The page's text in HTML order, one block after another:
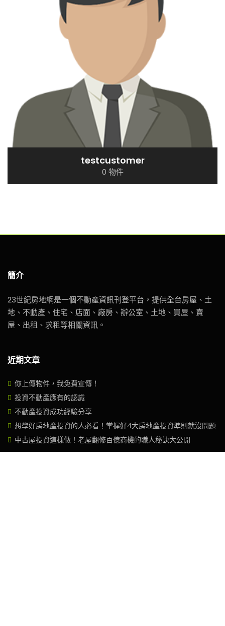
testcustomer
0 物件
簡介
23世紀房地網是一個不動產資訊刊登平台，提供全台房屋、土
地、不動產、住宅、店面、廠房、辦公室、土地、買屋、賣
屋、出租、求租等相關資訊。
近期文章
你上傳物件，我免費宣傳！
投資不動產應有的認識
不動產投資成功經驗分享
想學好房地產投資的人必看！掌握好4大房地產投資準則就沒問題
中古屋投資這樣做！老屋翻修百億商機的職人秘訣大公開